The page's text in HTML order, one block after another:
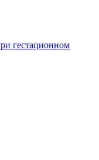
гестационном